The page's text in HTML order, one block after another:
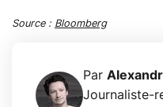
Source : Bloomberg
Par
Journaliste-